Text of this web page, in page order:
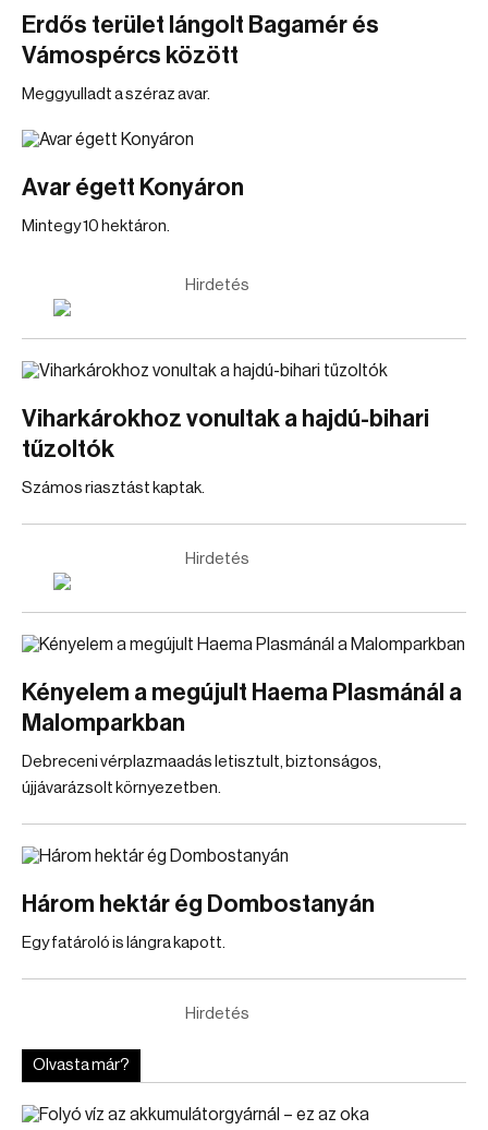
Erdős terület lángolt Bagamér és
Vámospércs között
Meggyulladt a széraz avar.
Avar égett Konyáron
Mintegy 10 hektáron.
Hirdetés
Viharkárokhoz vonultak a hajdú-bihari
tűzoltók
Számos riasztást kaptak.
Hirdetés
Kényelem a megújult Haema Plasmánál a
Malomparkban
Debreceni vérplazmaadás letisztult, biztonságos,
újjávarázsolt környezetben.
Három hektár ég Dombostanyán
Egy fatároló is lángra kapott.
Hirdetés
Olvasta már?